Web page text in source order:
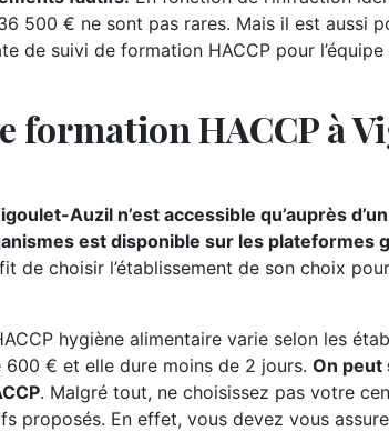
500 € ne sont pas rares. Mais il est aussi
de suivi de formation HACCP pour l’équipe
formation HACCP à
Auzil n’est accessible qu’auprès
est disponible sur les plateformes
de choisir l’établissement de son choix
hygiène alimentaire varie selon les
€ et elle dure moins de 2 jours. On peut
. Malgré tout, ne choisissez pas votre
proposés. En effet, vous devez vous